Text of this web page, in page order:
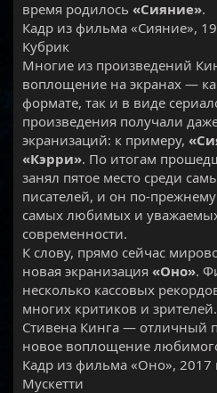
время родилось «Сияние».
Кадр из фильма «Сияние»,
Кубрик
Многие из произведений
воплощение на экранах —
формате, так и в виде
произведения получали
экранизаций: к примеру,
«Кэрри». По итогам
занял пятое место среди
писателей, и он по-
самых любимых и
современности.
К слову, прямо сейчас
новая экранизация «Оно».
несколько кассовых
многих критиков и
Стивена Кинга — отличный
новое воплощение
Кадр из фильма «Оно», 2017
Мускетти​